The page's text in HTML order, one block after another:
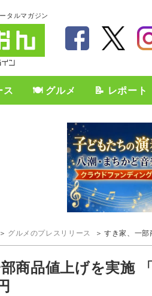
タルマガジン
ス 🍽️ グルメ 📝 レポート
グルメのプレスリリース すき家、一
商品値上げを実施